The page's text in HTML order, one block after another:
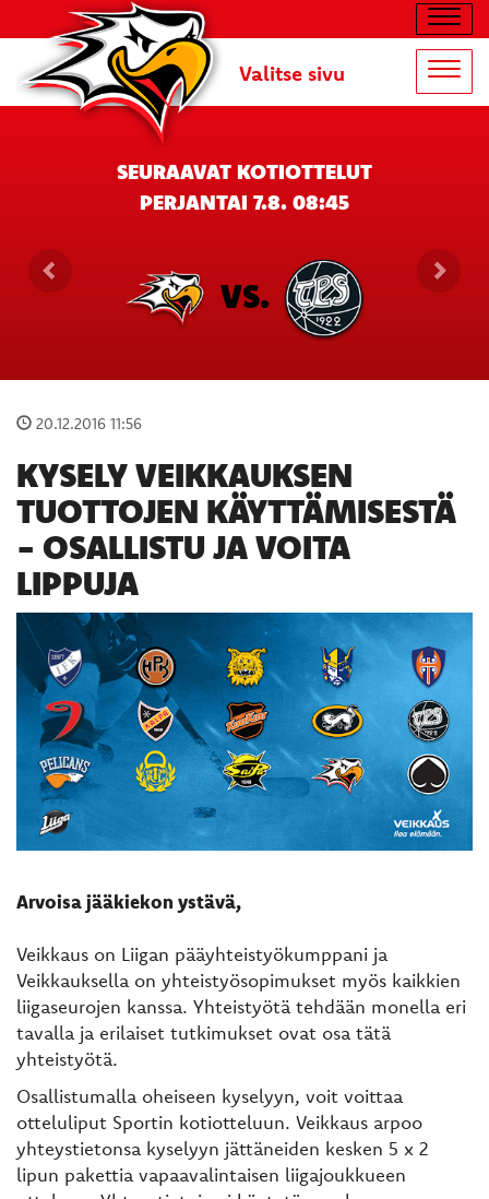
Valitse sivu
SEURAAVAT KOTIOTTELUT
PERJANTAI 7.8. 08:45
VS.
20.12.2016 11:56
KYSELY VEIKKAUKSEN
TUOTTOJEN KÄYTTÄMISESTÄ
- OSALLISTU JA VOITA
LIPPUJA
Arvoisa jääkiekon ystävä,
Veikkaus on Liigan pääyhteistyökumppani ja
Veikkauksella on yhteistyösopimukset myös kaikkien
liigaseurojen kanssa. Yhteistyötä tehdään monella eri
tavalla ja erilaiset tutkimukset ovat osa tätä
yhteistyötä.
Osallistumalla oheiseen kyselyyn, voit voittaa
otteluliput Sportin kotiotteluun. Veikkaus arpoo
yhteystietonsa kyselyyn jättäneiden kesken 5 x 2
lipun pakettia vapaavalintaisen liigajoukkueen